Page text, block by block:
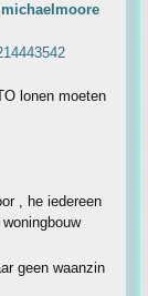
michaelmoore
lonen moeten
, he iedereen
geen waanzin